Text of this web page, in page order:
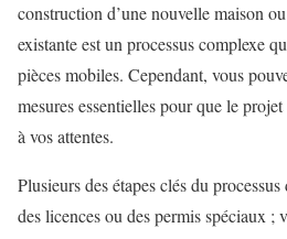
construction d’une nouvelle maison
existante est un processus complexe
pièces mobiles. Cependant, vous
mesures essentielles pour que le
à vos attentes.
Plusieurs des étapes clés du
des licences ou des permis spéciaux ;